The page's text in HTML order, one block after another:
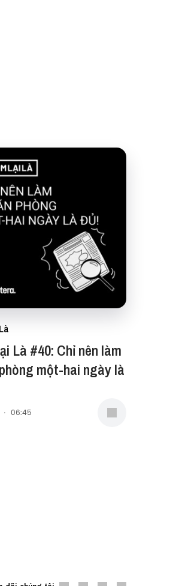
Là #40: Chỉ nên làm
một-hai ngày là
· 06:45